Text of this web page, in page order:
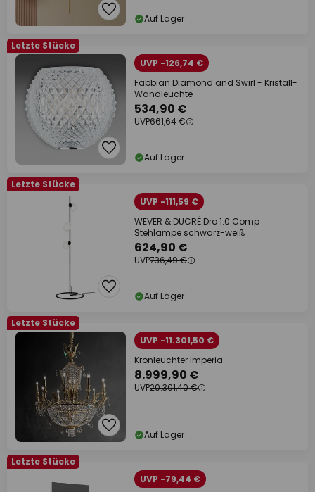
Auf Lager
Letzte Stücke
UVP -126,74 €
Fabbian Diamond and Swirl - Kristall-
Wandleuchte
534,90 €
UVP661,64 €
Auf Lager
Letzte Stücke
UVP -111,59 €
WEVER & DUCRÉ Dro 1.0 Comp
Stehlampe schwarz-weiß
624,90 €
UVP736,49 €
Auf Lager
Letzte Stücke
UVP -11.301,50 €
Kronleuchter Imperia
8.999,90 €
UVP20.301,40 €
Auf Lager
Letzte Stücke
UVP -79,44 €